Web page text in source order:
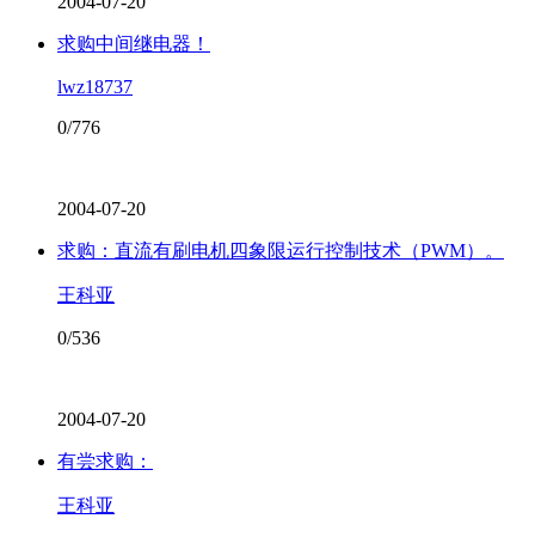
求购中间继电器！
lwz18737
0/776
2004-07-20
求购：直流有刷电机四象限运行控制技术（PWM）。
王科亚
0/536
2004-07-20
有尝求购：
王科亚